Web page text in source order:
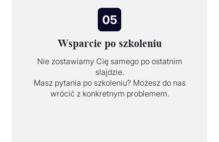
05
Wsparcie po szkoleniu
Nie zostawiamy Cię samego po ostatnim
slajdzie.
Masz pytania po szkoleniu? Możesz do nas
wrócić z konkretnym problemem.